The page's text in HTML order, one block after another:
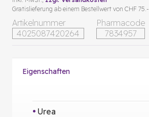
Artikelnummer
4025087420264
Pharmacode
7834957
Gratislieferung ab einem Bestellwert von CHF 75.-
Eigenschaften
Urea